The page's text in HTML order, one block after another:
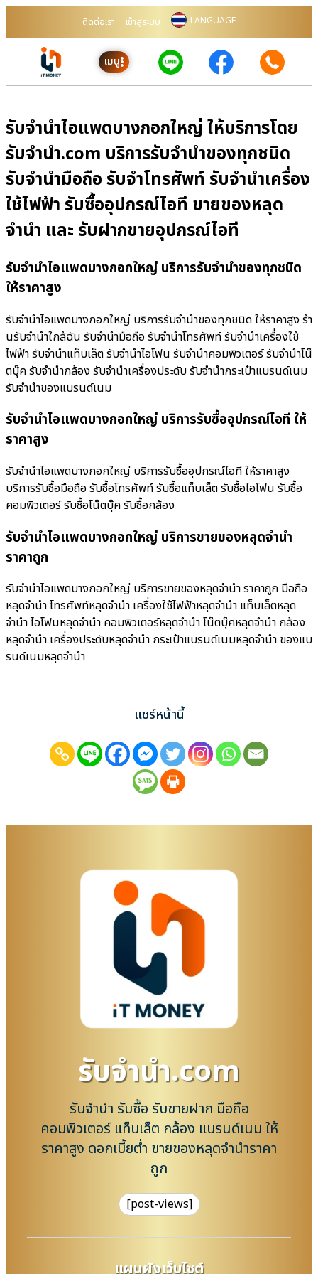
ติดต่อเรา เข้าสู่ระบบ LANGUAGE
เมนู
รับจำนำไอแพดบางกอกใหญ่ ให้บริการโดย
รับจํานํา.com บริการรับจำนำของทุกชนิด
รับจำนำมือถือ รับจำโทรศัพท์ รับจำนำเครื่อง
ใช้ไฟฟ้า รับซื้ออุปกรณ์ไอที ขายของหลุด
จำนำ และ รับฝากขายอุปกรณ์ไอที
รับจำนำไอแพดบางกอกใหญ่ บริการรับจำนำของทุกชนิด
ให้ราคาสูง
รับจำนำไอแพดบางกอกใหญ่ บริการรับจำนำของทุกชนิด ให้ราคาสูง ร้า
นรับจํานําใกล้ฉัน รับจำนำมือถือ รับจำนำโทรศัพท์ รับจำนำเครื่องใช้
ไฟฟ้า รับจำนำแท็บเล็ต รับจำนำไอโฟน รับจำนำคอมพิวเตอร์ รับจำนำโน๊
ตบุ๊ค รับจำนำกล้อง รับจำนำเครื่องประดับ รับจำนำกระเป๋าแบรนด์เนม
รับจำนำของแบรนด์เนม
รับจำนำไอแพดบางกอกใหญ่ บริการรับซื้ออุปกรณ์ไอที ให้
ราคาสูง
รับจำนำไอแพดบางกอกใหญ่ บริการรับซื้ออุปกรณ์ไอที ให้ราคาสูง
บริการรับซื้อมือถือ รับซื้อโทรศัพท์ รับซื้อแท็บเล็ต รับซื้อไอโฟน รับซื้อ
คอมพิวเตอร์ รับซื้อโน๊ตบุ๊ค รับซื้อกล้อง
รับจำนำไอแพดบางกอกใหญ่ บริการขายของหลุดจำนำ
ราคาถูก
รับจำนำไอแพดบางกอกใหญ่ บริการขายของหลุดจำนำ ราคาถูก มือถือ
หลุดจำนำ โทรศัพท์หลุดจำนำ เครื่องใช้ไฟฟ้าหลุดจำนำ แท็บเล็ตหลุด
จำนำ ไอโฟนหลุดจำนำ คอมพิวเตอร์หลุดจำนำ โน๊ตบุ๊คหลุดจำนำ กล้อง
หลุดจำนำ เครื่องประดับหลุดจำนำ กระเป๋าแบรนด์เนมหลุดจำนำ ของแบ
รนด์เนมหลุดจำนำ
แชร์หน้านี้
รับจํานํา.com
รับจำนำ รับซื้อ รับขายฝาก มือถือ
คอมพิวเตอร์ แท็บเล็ต กล้อง แบรนด์เนม ให้
ราคาสูง ดอกเบี้ยต่ำ ขายของหลุดจำนำราคา
ถูก
[post-views]
แผนผังเว็บไซต์